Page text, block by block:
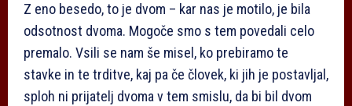
Z eno besedo, to je dvom – kar nas je motilo, je bila
odsotnost dvoma. Mogoče smo s tem povedali celo
premalo. Vsili se nam še misel, ko prebiramo te
stavke in te trditve, kaj pa če človek, ki jih je postavljal,
sploh ni prijatelj dvoma v tem smislu, da bi bil dvom